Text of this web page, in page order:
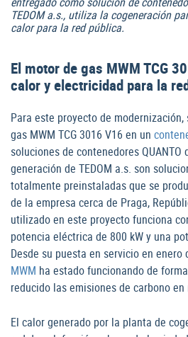
TEDOM a.s., utiliza la cogeneración
calor para la red pública.
El motor de gas MWM TCG
calor y electricidad para la
Para este proyecto de
gas MWM TCG 3016 V16 en un
soluciones de contenedores
generación de TEDOM a.s. son
totalmente preinstaladas que se
de la empresa cerca de Praga,
utilizado en este proyecto funciona
potencia eléctrica de 800 kW y una
Desde su puesta en servicio en enero
MWM ha estado funcionando de
reducido las emisiones de carbono
El calor generado por la planta de